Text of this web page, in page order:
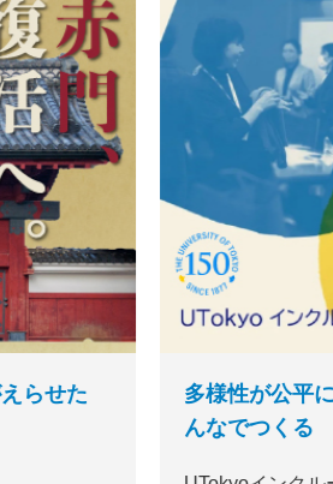
せた
多様性が公平に
んなでつくる